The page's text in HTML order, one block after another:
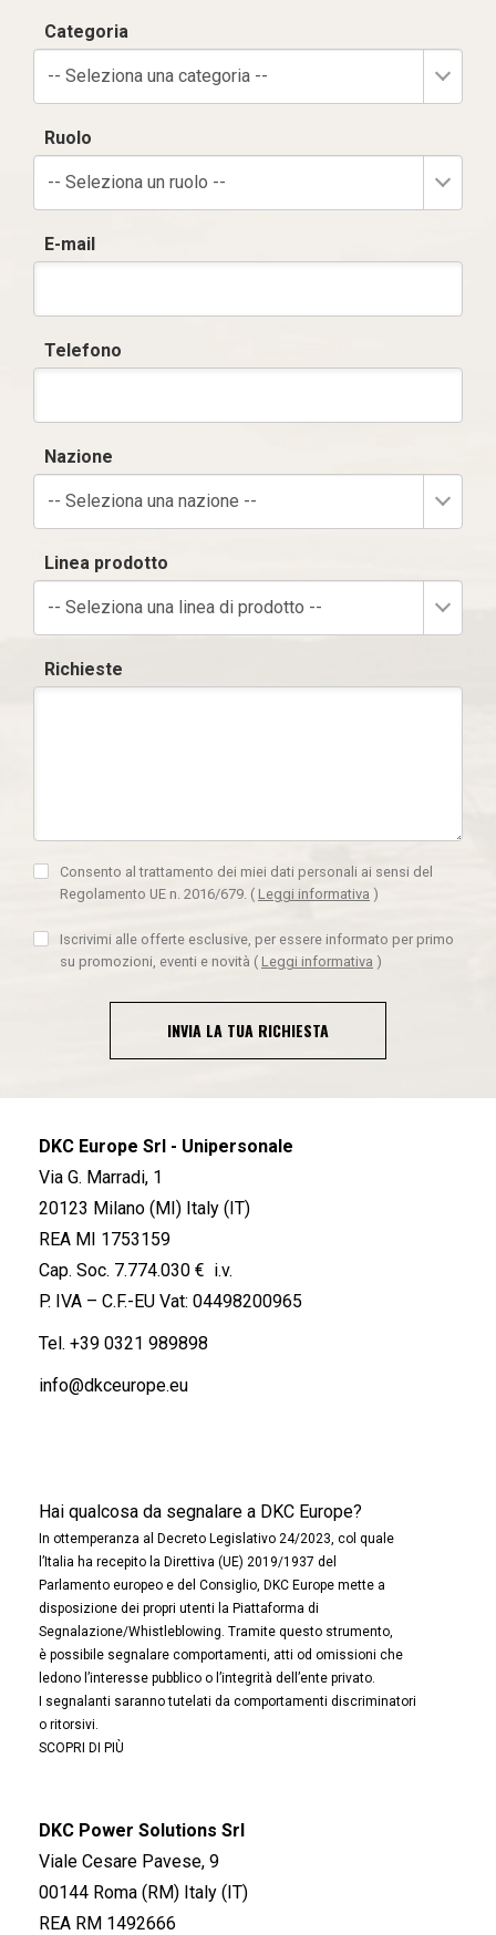
Categoria
-- Seleziona una categoria --
Ruolo
-- Seleziona un ruolo --
E-mail
Telefono
Nazione
-- Seleziona una nazione --
Linea prodotto
-- Seleziona una linea di prodotto --
Richieste
Consento al trattamento dei miei dati personali ai sensi del
Regolamento UE n. 2016/679. ( Leggi informativa )
Iscrivimi alle offerte esclusive, per essere informato per primo
su promozioni, eventi e novità ( Leggi informativa )
INVIA LA TUA RICHIESTA
DKC Europe Srl - Unipersonale
Via G. Marradi, 1
20123 Milano (MI) Italy (IT)
REA MI 1753159
Cap. Soc. 7.774.030 € i.v.
P. IVA – C.F.-EU Vat: 04498200965
Tel. +39 0321 989898
info@dkceurope.eu
Hai qualcosa da segnalare a DKC Europe?
In ottemperanza al Decreto Legislativo 24/2023, col quale
l’Italia ha recepito la Direttiva (UE) 2019/1937 del
Parlamento europeo e del Consiglio, DKC Europe mette a
disposizione dei propri utenti la Piattaforma di
Segnalazione/Whistleblowing. Tramite questo strumento,
è possibile segnalare comportamenti, atti od omissioni che
ledono l’interesse pubblico o l’integrità dell’ente privato.
I segnalanti saranno tutelati da comportamenti discriminatori
o ritorsivi.
SCOPRI DI PIÙ
DKC Power Solutions Srl
Viale Cesare Pavese, 9
00144 Roma (RM) Italy (IT)
REA RM 1492666